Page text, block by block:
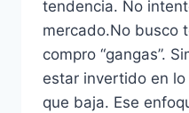
tendencia. No
mercado.No busco
compro “gangas”.
estar invertido en
que baja. Ese